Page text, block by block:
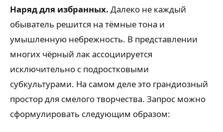
Наряд для избранных. Далеко не каждый
обыватель решится на тёмные тона и
умышленную небрежность. В представлении
многих чёрный лак ассоциируется
исключительно с подростковыми
субкультурами. На самом деле это грандиозный
простор для смелого творчества. Запрос можно
сформулировать следующим образом: